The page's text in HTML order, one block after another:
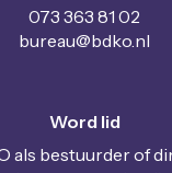
073 363 81 02
uaerub@bdko.nl
Word lid
als bestuurder of